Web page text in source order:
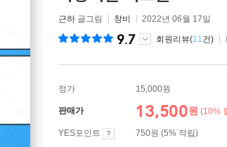
근하 글그림 창비 2022년 06월 17일
9.7 회원리뷰(11건)
정가 15,000원
판매가 13,500원 (10%
YES포인트
750원 (5% 적립)